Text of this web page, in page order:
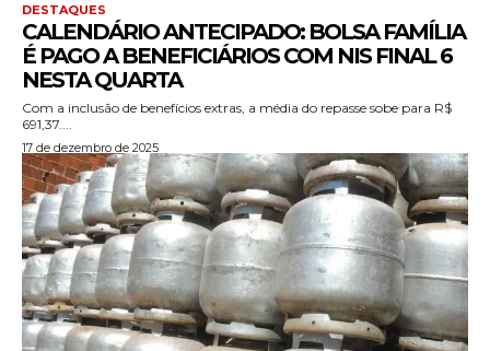
DESTAQUES
CALENDÁRIO ANTECIPADO: BOLSA FAMÍLIA
É PAGO A BENEFICIÁRIOS COM NIS FINAL 6
NESTA QUARTA
Com a inclusão de benefícios extras, a média do repasse sobe para R$
691,37....
17 de dezembro de 2025